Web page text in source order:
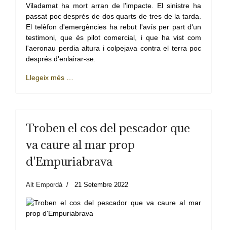
Viladamat ha mort arran de l'impacte. El sinistre ha
passat poc després de dos quarts de tres de la tarda.
El telèfon d'emergències ha rebut l'avís per part d'un
testimoni, que és pilot comercial, i que ha vist com
l'aeronau perdia altura i colpejava contra el terra poc
després d'enlairar-se.
Llegeix més …
Troben el cos del pescador que
va caure al mar prop
d'Empuriabrava
Alt Empordà 21 Setembre 2022